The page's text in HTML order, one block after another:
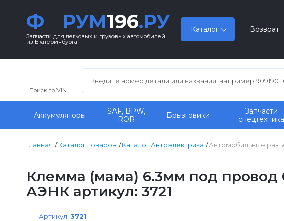
Ф РУМ196.РУ
Запчасти для легковых и грузовых автомобилей
из Екатеринбурга
Каталог Возврат
Поиск по VIN
Аккумуляторы
SAF, BPW,
ROR
Брызговики
Запчасти
спецтехника
Главная Каталог товаров Каталог Автоэлектрика Автомобильные
Клемма (мама) 6.3мм под провод
АЭНК артикул: 3721
Артикул: 3721